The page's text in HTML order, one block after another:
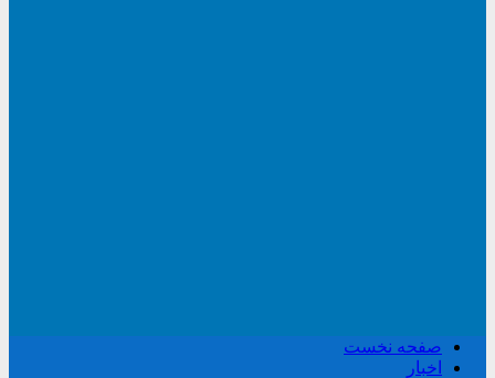
صفحه نخست
اخبار